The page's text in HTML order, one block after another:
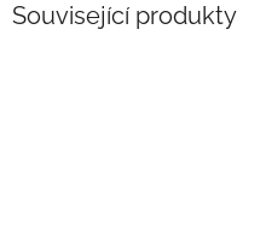
Související produkty